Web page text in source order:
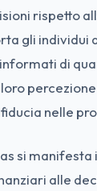
rispetto
gli individui
di
nelle
si
alle